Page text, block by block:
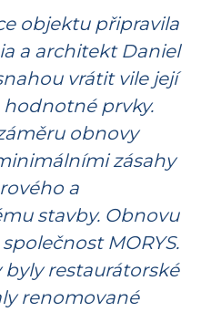
objektu připravila
a architekt Daniel
vrátit vile její
prvky.
obnovy
zásahy
a
stavby. Obnovu
MORYS.
restaurátorské
renomované